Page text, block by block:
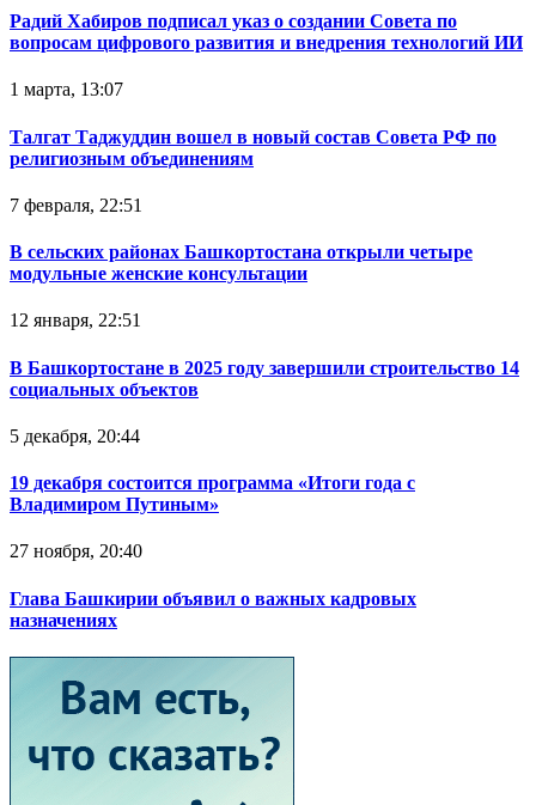
Радий Хабиров подписал указ о создании Совета по
вопросам цифрового развития и внедрения технологий ИИ
1 марта, 13:07
Талгат Таджуддин вошел в новый состав Совета РФ по
религиозным объединениям
7 февраля, 22:51
В сельских районах Башкортостана открыли четыре
модульные женские консультации
12 января, 22:51
В Башкортостане в 2025 году завершили строительство 14
социальных объектов
5 декабря, 20:44
19 декабря состоится программа «Итоги года с
Владимиром Путиным»
27 ноября, 20:40
Глава Башкирии объявил о важных кадровых
назначениях